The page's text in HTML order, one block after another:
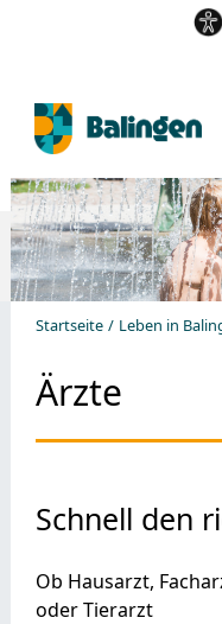
Startseite Leben in
Ärzte
Schnell den
Ob Hausarzt,
oder Tierarzt